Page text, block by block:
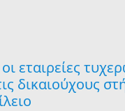
εταιρείες
δικαιούχους